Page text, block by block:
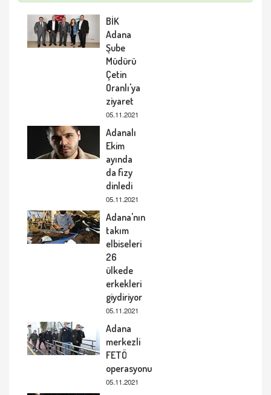
BİK
Adana
Şube
Müdürü
Çetin
Oranlı'ya
ziyaret
05.11.2021
Adanalı
Ekim
ayında
da fizy
dinledi
05.11.2021
Adana'nın
takım
elbiseleri
26
ülkede
erkekleri
giydiriyor
05.11.2021
Adana
merkezli
FETÖ
operasyonu
05.11.2021